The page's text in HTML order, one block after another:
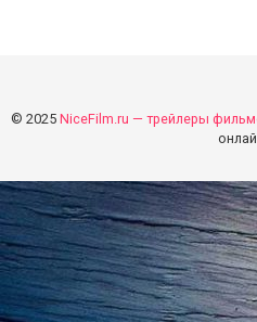
© 2025 NiceFilm.ru — трейлеры